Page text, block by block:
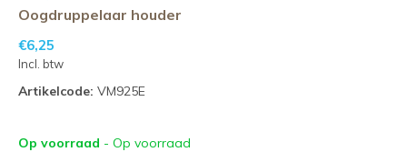
Oogdruppelaar houder
€6,25
Incl. btw
Artikelcode: VM925E
Op voorraad - Op voorraad